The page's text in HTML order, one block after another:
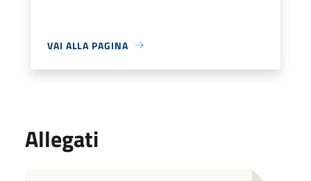
VAI ALLA PAGINA
Allegati